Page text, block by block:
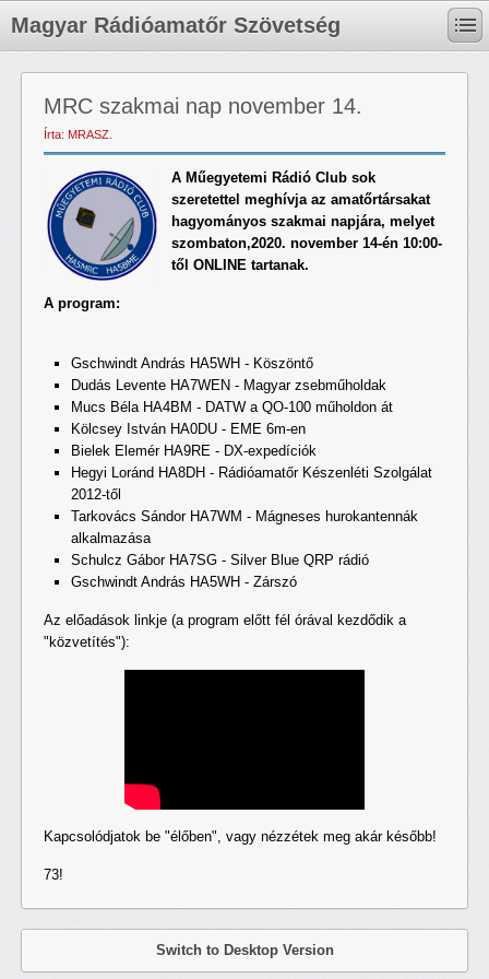
Magyar Rádióamatőr Szövetség
MRC szakmai nap november 14.
Írta: MRASZ.
A Műegyetemi Rádió Club sok
szeretettel meghívja az amatőrtársakat
hagyományos szakmai napjára, melyet
szombaton,2020. november 14-én 10:00-
től ONLINE tartanak.
A program:
Gschwindt András HA5WH - Köszöntő
Dudás Levente HA7WEN - Magyar zsebműholdak
Mucs Béla HA4BM - DATW a QO-100 műholdon át
Kölcsey István HA0DU - EME 6m-en
Bielek Elemér HA9RE - DX-expedíciók
Hegyi Loránd HA8DH - Rádióamatőr Készenléti Szolgálat
2012-től
Tarkovács Sándor HA7WM - Mágneses hurokantennák
alkalmazása
Schulcz Gábor HA7SG - Silver Blue QRP rádió
Gschwindt András HA5WH - Zárszó
Az előadások linkje (a program előtt fél órával kezdődik a
"közvetítés"):
Kapcsolódjatok be "élőben", vagy nézzétek meg akár később!
73!
Switch to Desktop Version